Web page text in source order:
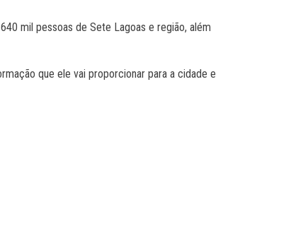
mil pessoas de Sete Lagoas e região, além
que ele vai proporcionar para a cidade e